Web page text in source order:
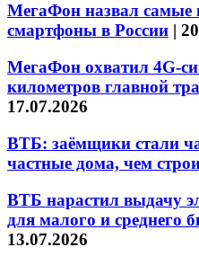
МегаФон назвал самые
смартфоны в России |
МегаФон охватил 4G-
километров главной
17.07.2026
ВТБ: заёмщики стали
частные дома, чем
ВТБ нарастил выдачу
для малого и среднего
13.07.2026